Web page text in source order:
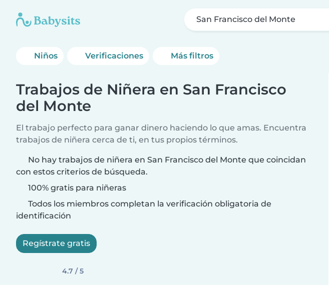
San Francisco del Monte
Niños Verificaciones Más filtros
Trabajos de Niñera en San Francisco
del Monte
El trabajo perfecto para ganar dinero haciendo lo que amas. Encuentra
trabajos de niñera cerca de ti, en tus propios términos.
No hay trabajos de niñera en San Francisco del Monte que coincidan
con estos criterios de búsqueda.
100% gratis para niñeras
Todos los miembros completan la verificación obligatoria de
identificación
Regístrate gratis
4.7 / 5